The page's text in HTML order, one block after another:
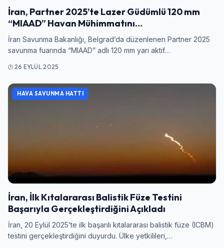
İran, Partner 2025’te Lazer Güdümlü 120 mm
“MIAAD” Havan Mühimmatını…
İran Savunma Bakanlığı, Belgrad’da düzenlenen Partner 2025
savunma fuarında “MIAAD” adlı 120 mm yarı aktif…
26 EYLÜL 2025
HAVA SAVUNMA HATTI
İran, İlk Kıtalararası Balistik Füze Testini
Başarıyla Gerçekleştirdiğini Açıkladı
İran, 20 Eylül 2025’te ilk başarılı kıtalararası balistik füze (ICBM)
testini gerçekleştirdiğini duyurdu. Ülke yetkilileri,…